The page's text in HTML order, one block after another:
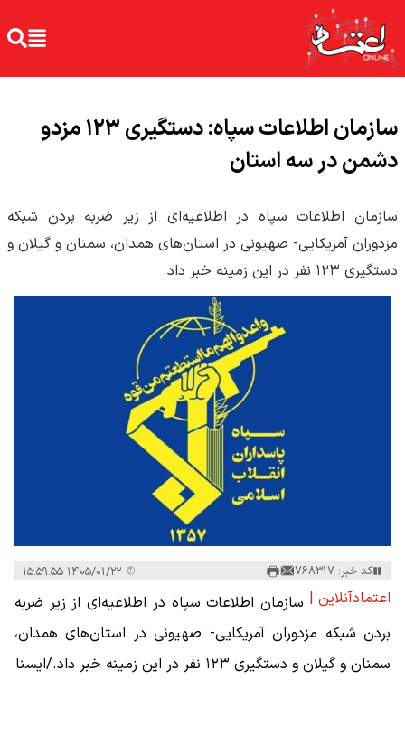
سازمان اطلاعات سپاه: دستگیری ۱۲۳ مزدو
دشمن در سه استان
سازمان اطلاعات سپاه در اطلاعیه‌ای از زیر ضربه بردن شبکه
مزدوران آمریکایی- صهیونی در استان‌های همدان، سمنان و گیلان و
دستگیری ۱۲۳ نفر در این زمینه خبر داد.
کد خبر: 768317
اعتمادآنلاین | سازمان اطلاعات سپاه در اطلاعیه‌ای از زیر ضربه
بردن شبکه مزدوران آمریکایی- صهیونی در استان‌های همدان،
سمنان و گیلان و دستگیری ۱۲۳ نفر در این زمینه خبر داد./ایسنا